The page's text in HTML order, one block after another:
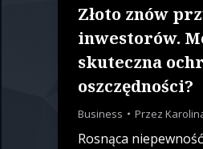
Złoto znów
inwestorów.
skuteczna
oszczędności?
Business Przez
Rosnąca